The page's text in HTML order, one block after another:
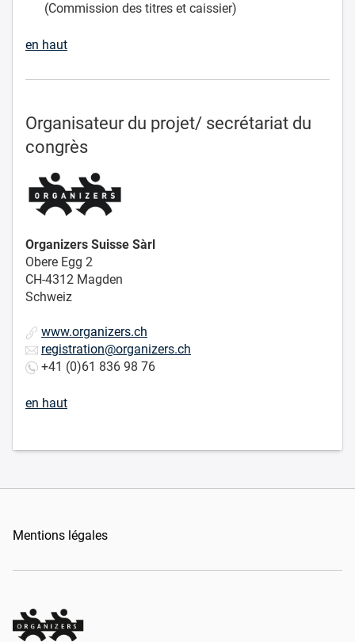
(Commission des titres et caissier)
en haut
Organisateur du projet/ secrétariat du
congrès
Organizers Suisse Sàrl
Obere Egg 2
CH-4312 Magden
Schweiz
www.organizers.ch
registration@organizers.ch
+41 (0)61 836 98 76
en haut
Mentions légales
Organizers Schweiz GmbH